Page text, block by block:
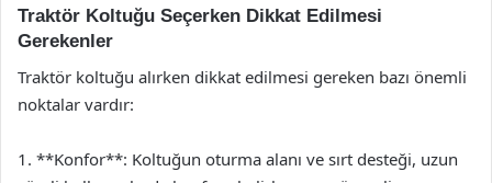
Traktör Koltuğu Seçerken Dikkat Edilmesi
Gerekenler
Traktör koltuğu alırken dikkat edilmesi gereken bazı önemli
noktalar vardır:
1. **Konfor**: Koltuğun oturma alanı ve sırt desteği, uzun